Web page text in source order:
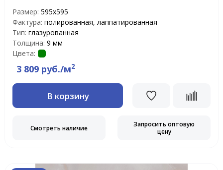
Размер: 595x595
Фактура: полированная, лаппатированная
Тип: глазурованная
Толщина: 9 мм
Цвета:
3 809 руб./м2
В корзину
Смотреть наличие
Запросить оптовую
цену